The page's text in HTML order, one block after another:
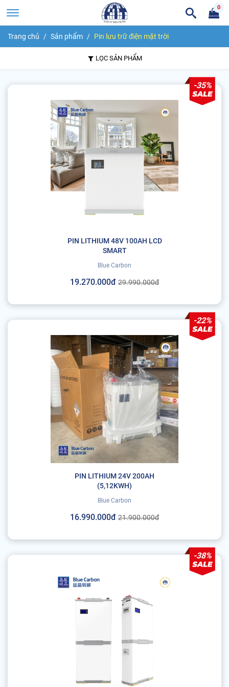
Trang chủ Sản phẩm Pin lưu trữ điện mặt trời
LỌC SẢN PHẨM
-35%
PIN LITHIUM 48V 100AH LCD
SMART
Blue Carbon
19.270.000đ 29.990.000đ
-22%
PIN LITHIUM 24V 200AH
(5,12KWH)
Blue Carbon
16.990.000đ 21.900.000đ
-38%
0